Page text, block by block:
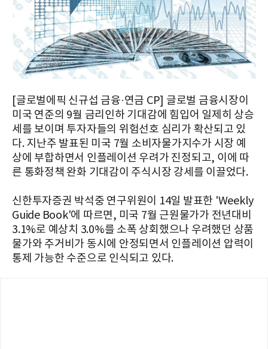
[글로벌에픽 신규섭 금융·연금 CP] 글로벌 금융시장이
미국 연준의 9월 금리인하 기대감에 힘입어 일제히 상승
세를 보이며 투자자들의 위험선호 심리가 확산되고 있
다. 지난주 발표된 미국 7월 소비자물가지수가 시장 예
상에 부합하면서 인플레이션 우려가 진정되고, 이에 따
른 통화정책 완화 기대감이 주식시장 강세를 이끌었다.
신한투자증권 박석중 연구위원이 14일 발표한 'Weekly
Guide Book'에 따르면, 미국 7월 근원물가가 전년대비
3.1%로 예상치 3.0%를 소폭 상회했으나 우려했던 상품
물가와 주거비가 동시에 안정되면서 인플레이션 압력이
통제 가능한 수준으로 인식되고 있다.